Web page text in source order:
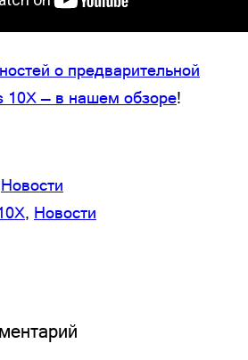
о предварительной
10X — в нашем обзоре!
Новости
, Новости